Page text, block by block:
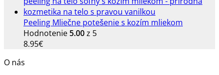
Peeling Mliečne potešenie s kozím mliekom
Hodnotenie 5.00z 5
8.95€
O nás